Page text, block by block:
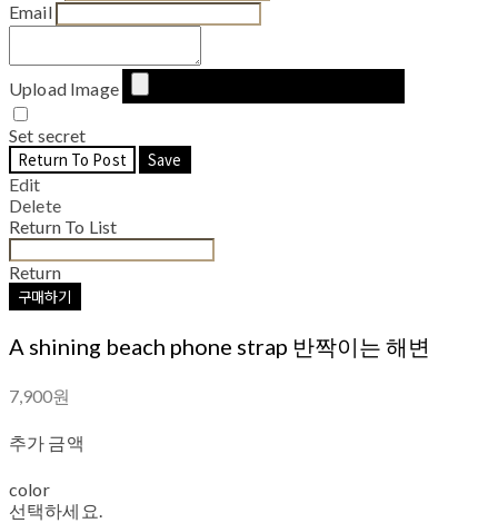
Email
Upload Image
Set secret
Return To Post
Save
Edit
Delete
Return To List
Return
구매하기
A shining beach phone strap 반짝이는 해변
7,900원
추가 금액
color
선택하세요.